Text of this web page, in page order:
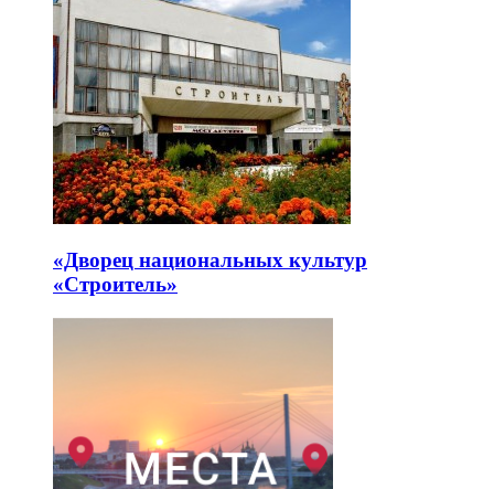
«Дворец национальных культур
«Строитель»